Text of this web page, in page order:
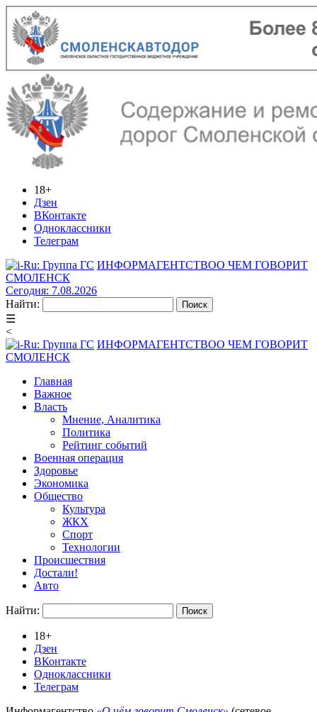
18+
Дзен
ВКонтакте
Одноклассники
Телеграм
ИНФОРМАГЕНТСТВОО ЧЕМ ГОВОРИТ
СМОЛЕНСК
Сегодня: 7.08.2026
Найти:
☰
<
ИНФОРМАГЕНТСТВОО ЧЕМ ГОВОРИТ
СМОЛЕНСК
Главная
Важное
Власть
Мнение, Аналитика
Политика
Рейтинг событий
Военная операция
Здоровье
Экономика
Общество
Культура
ЖКХ
Спорт
Технологии
Происшествия
Достали!
Авто
Найти:
18+
Дзен
ВКонтакте
Одноклассники
Телеграм